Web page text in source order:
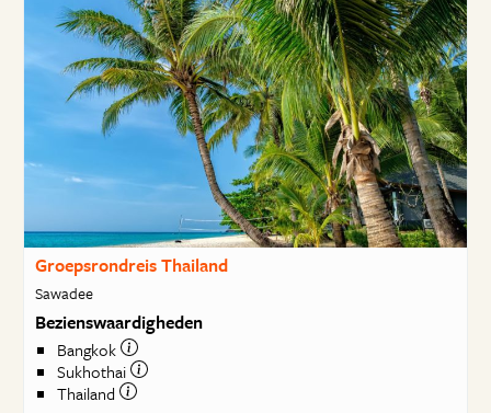
Groepsrondreis Thailand
Sawadee
Bezienswaardigheden
Bangkok
Sukhothai
Thailand